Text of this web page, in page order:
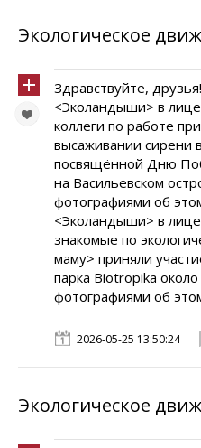
Экологическое
Здравствуйте,
<Эколандыши> в
коллеги по работе
высаживании сирени
посвящённой Дню
на Васильевском
фотографиями об
<Эколандыши> в
знакомые по
маму> приняли
парка Biotropika
фотографиями об
2026-05-25 13:50:24
Экологическое